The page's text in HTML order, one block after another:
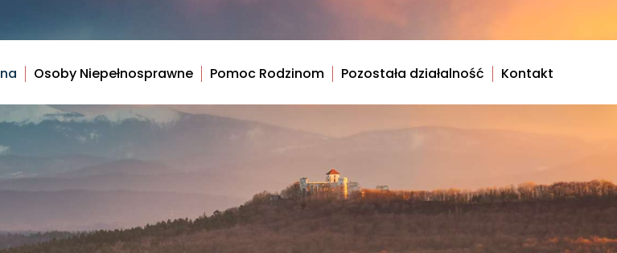
Osoby Niepełnosprawne Pomoc Rodzinom Pozostała działalność Kontakt